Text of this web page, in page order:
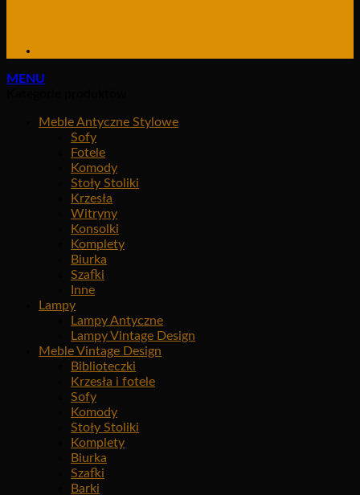
MENU
Meble Antyczne Stylowe
Sofy
Fotele
Komody
Stoły Stoliki
Krzesła
Witryny
Konsolki
Komplety
Biurka
Szafki
Inne
Lampy
Lampy Antyczne
Lampy Vintage Design
Meble Vintage Design
Biblioteczki
Krzesła i fotele
Sofy
Komody
Stoły Stoliki
Komplety
Biurka
Szafki
Barki